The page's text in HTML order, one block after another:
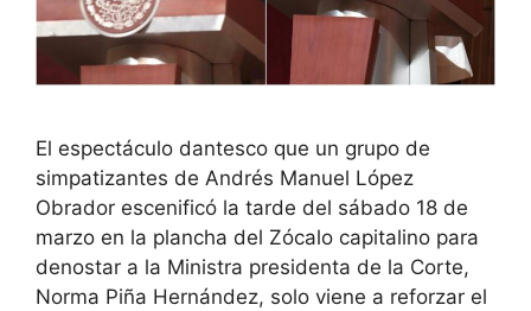
El espectáculo dantesco que un grupo de
simpatizantes de Andrés Manuel López
Obrador escenificó la tarde del sábado 18 de
marzo en la plancha del Zócalo capitalino para
denostar a la Ministra presidenta de la Corte,
Norma Piña Hernández, solo viene a reforzar el